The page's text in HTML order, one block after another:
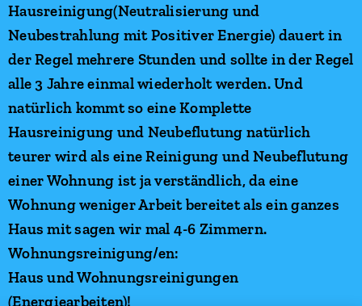
Hausreinigung(Neutralisierung und
Neubestrahlung mit Positiver Energie) dauert in
der Regel mehrere Stunden und sollte in der Regel
alle 3 Jahre einmal wiederholt werden. Und
natürlich kommt so eine Komplette
Hausreinigung und Neubeflutung natürlich
teurer wird als eine Reinigung und Neubeflutung
einer Wohnung ist ja verständlich, da eine
Wohnung weniger Arbeit bereitet als ein ganzes
Haus mit sagen wir mal 4-6 Zimmern.
Wohnungsreinigung/en:
Haus und Wohnungsreinigungen
(Energiearbeiten)!